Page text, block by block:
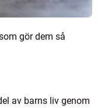
gör dem så
av barns liv genom